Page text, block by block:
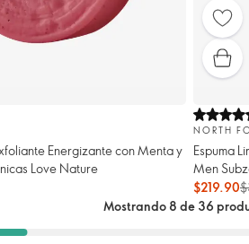
Energizante con Menta y
Love Nature
NORTH
Espuma
Men
$219.90
Mostrando 8 de 36